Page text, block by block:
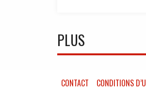
PLUS
CONTACT CONDITIONS